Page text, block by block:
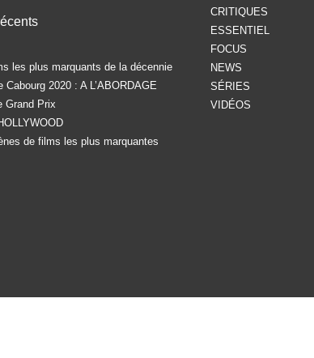
les plus marquants de la décennie
Cabourg 2020 : A L’ABORDAGE
Grand Prix
de films les plus marquantes
CRITIQUES
ESSENTIEL
FOCUS
NEWS
SÉRIES
VIDÉOS